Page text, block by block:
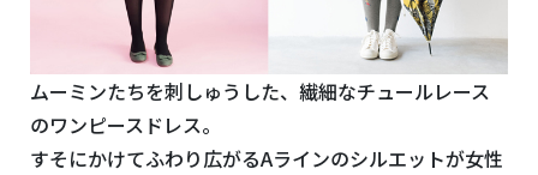
ムーミンたちを刺しゅうした、繊細なチュールレース
のワンピースドレス。
すそにかけてふわり広がるAラインのシルエットが女性